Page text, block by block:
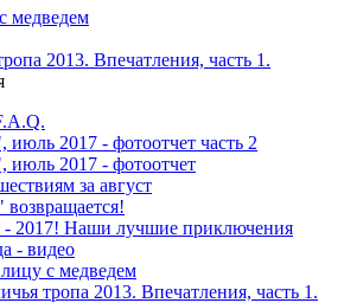
медведем
2013. Впечатления, часть 1.
июль 2017 - фотоотчет часть 2
июль 2017 - фотоотчет
за август
2017! Наши лучшие приключения
- видео
с медведем
тропа 2013. Впечатления, часть 1.